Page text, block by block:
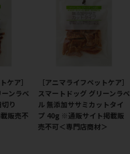
ケア］
ンラベ
り
販売不
［アニマライフペットケア］
スマートドッグ グリーンラベ
ル 無添加ササミカットタイ
プ 40g ※通販サイト掲載販
売不可＜専門店商材＞